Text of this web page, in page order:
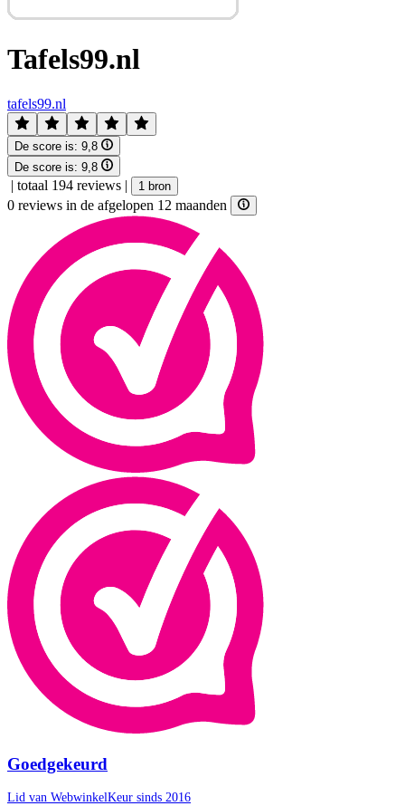
Tafels99.nl
tafels99.nl
De score is: 9,8
De score is: 9,8
| totaal 194 reviews | 1 bron
0 reviews in de afgelopen 12 maanden
Goedgekeurd
Lid van WebwinkelKeur sinds 2016